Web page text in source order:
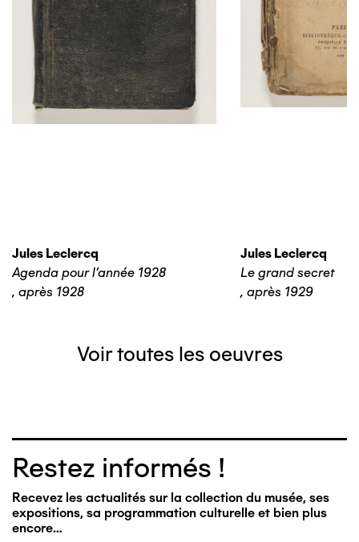
Jules Leclercq
Agenda pour l'année 1928
, après 1928
Jules Leclercq
Le grand secret
, après 1929
Voir toutes les oeuvres
Restez informés !
Recevez les actualités sur la collection du musée, ses
expositions, sa programmation culturelle et bien plus
encore…